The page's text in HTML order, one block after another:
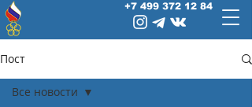
+7 499 372 12 84
Пост
Все новости